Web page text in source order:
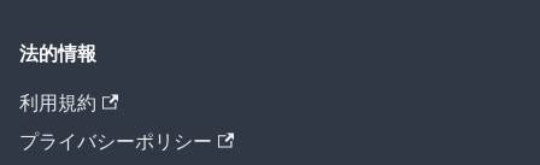
法的情報
利用規約
プライバシーポリシー